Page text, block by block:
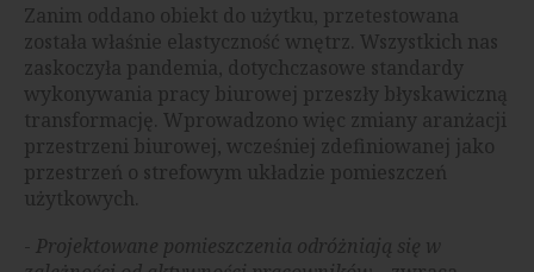
Zanim oddano obiekt do użytku, przetestowana
została właśnie elastyczność wnętrz. Wszystkich nas
zaskoczyła pandemia, dotychczasowe standardy
wykonywania pracy biurowej przeszły błyskawiczną
transformację. Wprowadzono więc zmiany aranżacji
przestrzeni biurowej, wcześniej zdefiniowanej jako
przestrzeń o strefowym układzie pomieszczeń
użytkowych.
Projektowane pomieszczenia odróżniają się w